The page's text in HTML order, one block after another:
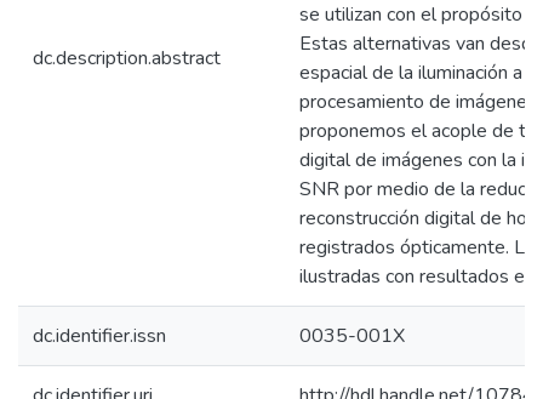
dc.description.abstract
se utilizan con el propósito
Estas alternativas van
espacial de la iluminación a
procesamiento de
proponemos el acople de
digital de imágenes con la
SNR por medio de la
reconstrucción digital de
registrados ópticamente.
ilustradas con resultados
dc.identifier.issn 0035-001X